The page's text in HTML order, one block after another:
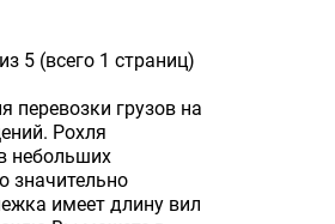
5 (всего 1 страниц)
перевозки грузов на
Рохля
небольших
значительно
имеет длину вил